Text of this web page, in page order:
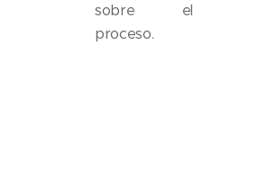
sobre el
proceso.